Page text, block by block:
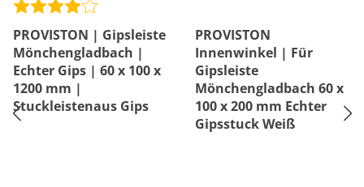
PROVISTON | Gipsleiste
Mönchengladbach |
Echter Gips | 60 x 100 x
1200 mm |
Stuckleistenaus Gips
PROVISTON
Innenwinkel | Für
Gipsleiste
Mönchengladbach 60 x
100 x 200 mm Echter
Gipsstuck Weiß